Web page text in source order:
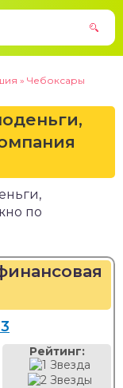
» Чебоксары
по
Рейтинг: